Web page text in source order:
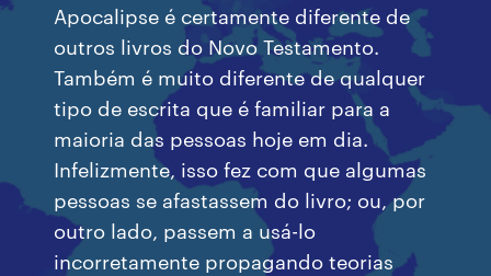
Apocalipse é certamente diferente de
outros livros do Novo Testamento.
Também é muito diferente de qualquer
tipo de escrita que é familiar para a
maioria das pessoas hoje em dia.
Infelizmente, isso fez com que algumas
pessoas se afastassem do livro; ou, por
outro lado, passem a usá-lo
incorretamente propagando teorias